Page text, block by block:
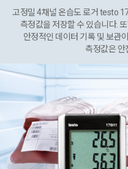
고정밀 4채널 온습도 로거 testo
측정값을 저장할 수 있습니다.
안정적인 데이터 기록 및 보관
측정값은 안